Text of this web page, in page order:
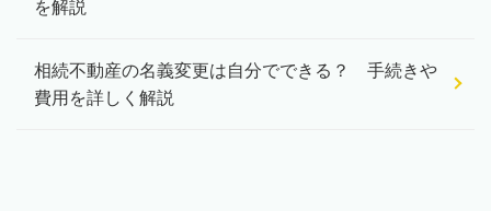
を解説
相続不動産の名義変更は自分でできる？ 手続きや
費用を詳しく解説